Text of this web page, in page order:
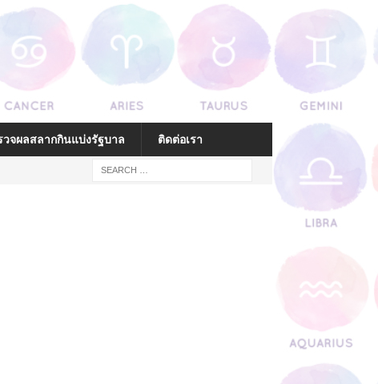
วจผลสลากกินแบ่งรัฐบาล ติดต่อเรา